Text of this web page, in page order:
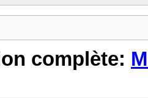
complète: